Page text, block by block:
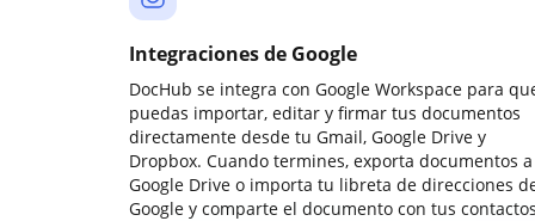
Integraciones de Google
DocHub se integra con Google Workspace para
puedas importar, editar y firmar tus documentos
directamente desde tu Gmail, Google Drive y
Dropbox. Cuando termines, exporta documentos a
Google Drive o importa tu libreta de direcciones
Google y comparte el documento con tus